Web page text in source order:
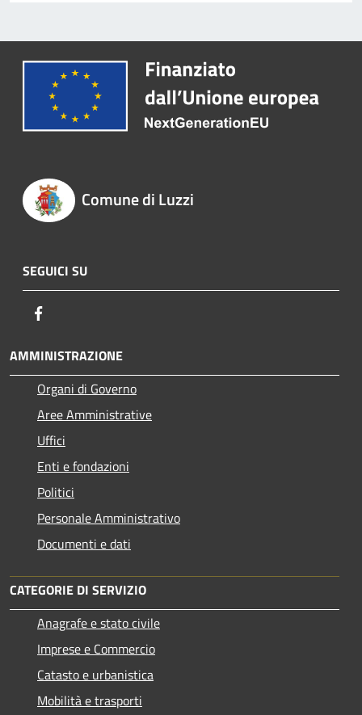
Comune di Luzzi
SEGUICI SU
AMMINISTRAZIONE
Organi di Governo
Aree Amministrative
Uffici
Enti e fondazioni
Politici
Personale Amministrativo
Documenti e dati
CATEGORIE DI SERVIZIO
Anagrafe e stato civile
Imprese e Commercio
Catasto e urbanistica
Mobilità e trasporti